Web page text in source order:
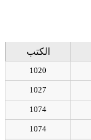
الكتب
1020
1027
1074
1074